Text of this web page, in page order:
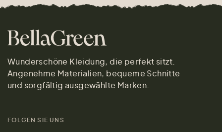
Wunderschöne Kleidung, die perfekt sitzt.
Angenehme Materialien, bequeme Schnitte
und sorgfältig ausgewählte Marken.
FOLGEN SIE UNS